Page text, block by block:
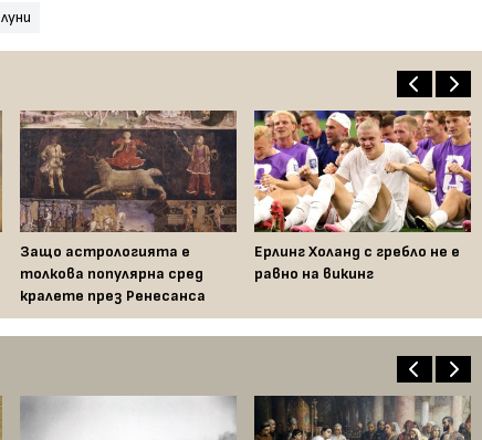
луни
Защо астрологията е
толкова популярна сред
кралете през Ренесанса
Ерлинг Холанд с гребло не е
равно на викинг